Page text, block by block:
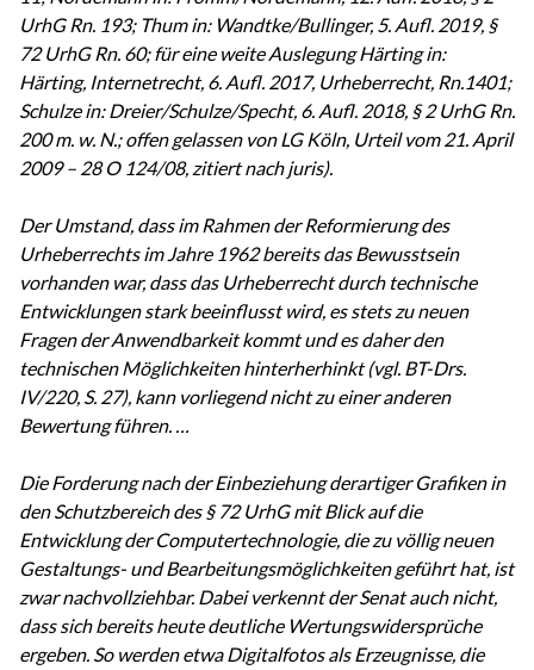
UrhG Rn. 193; Thum in: Wandtke/Bullinger, 5. Aufl. 2019, §
72 UrhG Rn. 60; für eine weite Auslegung Härting in:
Härting, Internetrecht, 6. Aufl. 2017, Urheberrecht, Rn.1401;
Schulze in: Dreier/Schulze/Specht, 6. Aufl. 2018, § 2 UrhG Rn.
200 m. w. N.; offen gelassen von LG Köln, Urteil vom 21. April
2009 – 28 O 124/08, zitiert nach juris).
Der Umstand, dass im Rahmen der Reformierung des
Urheberrechts im Jahre 1962 bereits das Bewusstsein
vorhanden war, dass das Urheberrecht durch technische
Entwicklungen stark beeinflusst wird, es stets zu neuen
Fragen der Anwendbarkeit kommt und es daher den
technischen Möglichkeiten hinterherhinkt (vgl. BT-Drs.
IV/220, S. 27), kann vorliegend nicht zu einer anderen
Bewertung führen. …
Die Forderung nach der Einbeziehung derartiger Grafiken in
den Schutzbereich des § 72 UrhG mit Blick auf die
Entwicklung der Computertechnologie, die zu völlig neuen
Gestaltungs- und Bearbeitungsmöglichkeiten geführt hat, ist
zwar nachvollziehbar. Dabei verkennt der Senat auch nicht,
dass sich bereits heute deutliche Wertungswidersprüche
ergeben. So werden etwa Digitalfotos als Erzeugnisse, die